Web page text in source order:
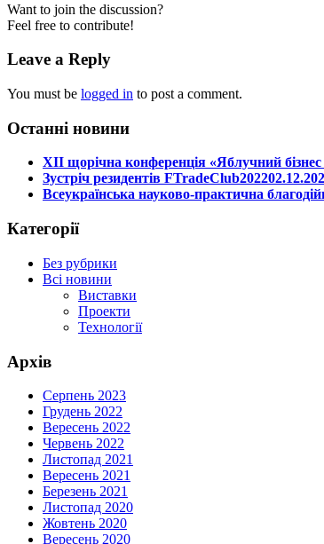
Want to join the discussion?
Feel free to contribute!
Leave a Reply
You must be logged in to post a comment.
Останні новини
ХІІ щорічна конференція «Яблучний
Зустріч резидентів FTradeClub2022
Всеукраїнська науково-практична
Категорії
Без рубрики
Всі новини
Виставки
Проекти
Технології
Архів
Серпень 2023
Грудень 2022
Вересень 2022
Червень 2022
Листопад 2021
Вересень 2021
Березень 2021
Листопад 2020
Жовтень 2020
Вересень 2020